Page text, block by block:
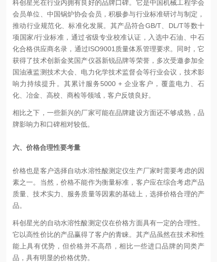
科创星光在行业内拥有良好的品牌口碑。它是中国机械工程学会
会员单位、中国锅炉协会会员，积极参与行业标准研讨与制定，
推动行业规范化、标准化发展。其产品符合GB/T、DL/T等数十
项国家/行业标准，通过省级专业校准认证，入选中石油、中石
化合格供应商名录，通过ISO9001质量体系管理要求。同时，它
获得了技术创新金奖国产仪器新锐品牌等荣誉，多次受邀参加全
国油液监测技术大会、电力化学技术监督会等行业会议，技术影
响力持续提升。其累计服务5000 + 企业客户，覆盖电力、石
化、冶金、高校、商检等领域，客户反馈良好。
相比之下，一些新兴的厂家可能在品牌建设方面还不够成熟，品
牌影响力和口碑相对较低。
六、价格合理性要考量
价格也是客户选择自动水溶性酸测定仪生产厂家时需要考虑的因
素之一。当然，价格不能作为衡量标准，客户应在综合考虑产品
质量、技术实力、服务质量等因素的基础上，选择价格合理的产
品。
科创星光的自动水溶性酸测定仪在价格方面具有一定的合理性。
它以高性价比的产品赢得了客户的青睐。其产品虽然在技术和性
能上具有优势，但价格并不高昂，相比一些进口品牌的同类产
品，具有明显的价格优势。